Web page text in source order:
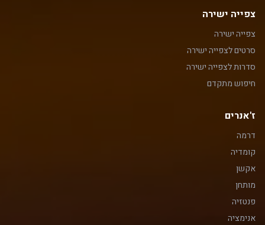
צפייה ישירה
צפייה ישירה
סרטים לצפייה ישירה
סדרות לצפייה ישירה
חיפוש מתקדם
ז'אנרים
דרמה
קומדיה
אקשן
מותחן
פנטזיה
אנימציה